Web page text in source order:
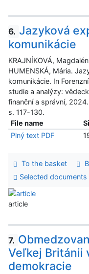
6. Jazyková
komunikácie
KRAJNÍKOVÁ,
HUMENSKÁ, Mária.
komunikácie. In
studie a analýzy:
finanční a správní,
s. 117-130.
File name
Plný text PDF
To the basket
Selected documents
article
7.
Veľkej Británii
demokracie